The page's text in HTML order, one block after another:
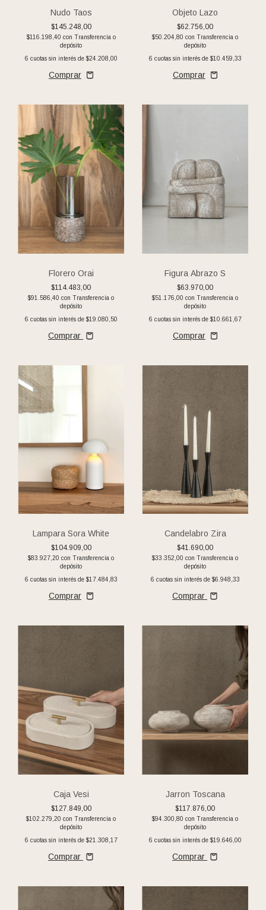
Nudo Taos
$145.248,00
$116.198,40 con Transferencia o
depósito
6 cuotas sin interés de $24.208,00
Objeto Lazo
$62.756,00
$50.204,80 con Transferencia o
depósito
6 cuotas sin interés de $10.459,33
Florero Orai
$114.483,00
$91.586,40 con Transferencia o
depósito
6 cuotas sin interés de $19.080,50
Comprar
Figura Abrazo S
$63.970,00
$51.176,00 con Transferencia o
depósito
6 cuotas sin interés de $10.661,67
Lampara Sora White
$104.909,00
$83.927,20 con
Transferencia o
depósito
6 cuotas sin interés de $17.484,83
Candelabro Zira
$41.690,00
$33.352,00 con
Transferencia o
depósito
6 cuotas sin interés de $6.948,33
Comprar
Caja Vesi
$127.849,00
$102.279,20 con Transferencia o
depósito
6 cuotas sin interés de $21.308,17
Comprar
Jarron Toscana
$117.876,00
$94.300,80 con Transferencia o
depósito
6 cuotas sin interés de $19.646,00
Comprar